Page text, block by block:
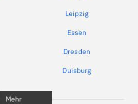
Leipzig
Essen
Dresden
Duisburg
Mehr